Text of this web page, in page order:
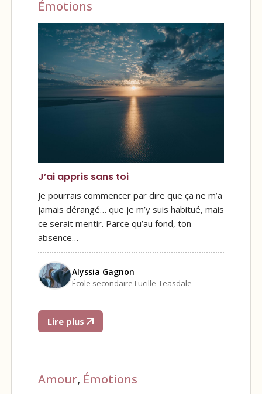
Émotions
J’ai appris sans toi
Je pourrais commencer par dire que ça ne m’a
jamais dérangé… que je m’y suis habitué, mais
ce serait mentir. Parce qu’au fond, ton
absence…
Alyssia Gagnon
École secondaire Lucille-Teasdale
Lire plus
Amour, Émotions